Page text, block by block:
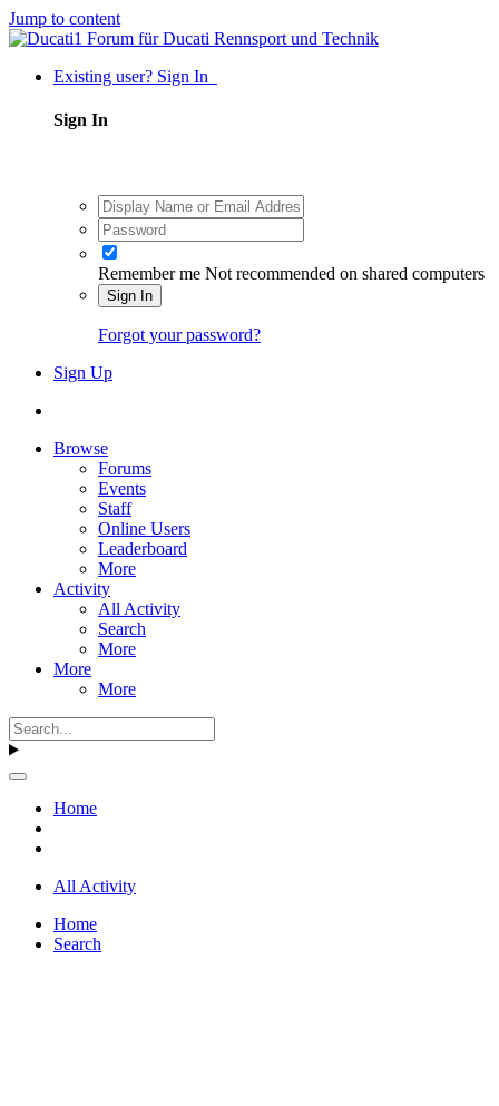
Jump to content
Existing user? Sign In
Sign In
Remember me Not recommended on shared computers
Sign In
Forgot your password?
Sign Up
Browse
Forums
Events
Staff
Online Users
Leaderboard
More
Activity
All Activity
Search
More
More
More
Home
All Activity
Home
Search